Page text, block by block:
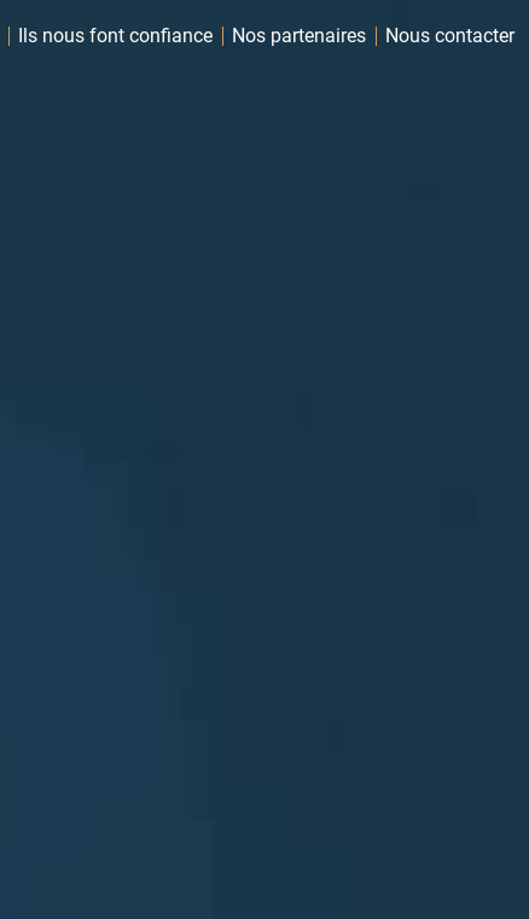
Ils nous font confiance Nos partenaires Nous contacter